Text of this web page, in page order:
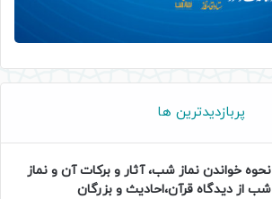
پربازدیدترین ها
نحوه خواندن نماز شب، آثار و برکات آن و نماز
شب از دیدگاه قرآن،احادیث و بزرگان